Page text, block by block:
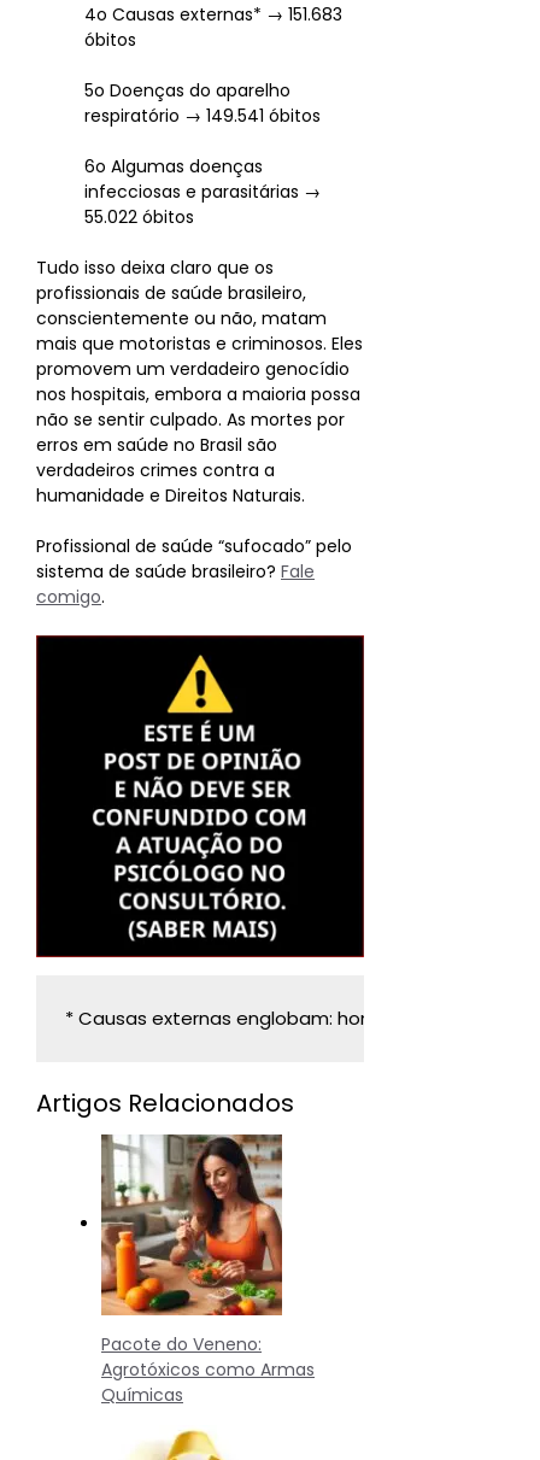
4o Causas externas* → 151.683
óbitos
5o Doenças do aparelho
respiratório → 149.541 óbitos
6o Algumas doenças
infecciosas e parasitárias →
55.022 óbitos
Tudo isso deixa claro que os
profissionais de saúde brasileiro,
conscientemente ou não, matam
mais que motoristas e criminosos. Eles
promovem um verdadeiro genocídio
nos hospitais, embora a maioria possa
não se sentir culpado. As mortes por
erros em saúde no Brasil são
verdadeiros crimes contra a
humanidade e Direitos Naturais.
Profissional de saúde “sufocado” pelo
sistema de saúde brasileiro? Fale
comigo.
* Causas externas englobam: homicídios,
Artigos Relacionados
Pacote do Veneno:
Agrotóxicos como Armas
Químicas